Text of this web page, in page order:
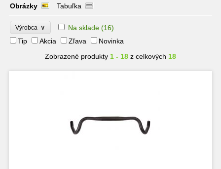
Obrázky
Tabuľka
Výrobca ∨ Na sklade (16)
Tip
Akcia Zľava
Novinka
Zobrazené produkty 1 - 18 z celkových 18